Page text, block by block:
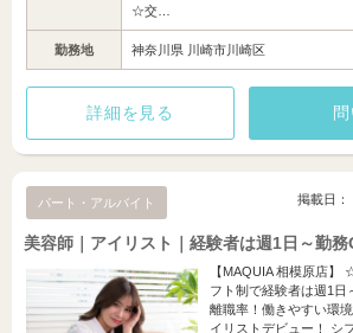
☆交…
勤務地 神奈川県 川崎市川崎区
詳細を見る
パート・アルバイト 掲載日：
美容師｜アイリスト｜経験者は週1日～勤務
【MAQUIA 相模原店】
フト制で経験者は週1日
離職率！働きやすい環
イリストデビュー！ シ